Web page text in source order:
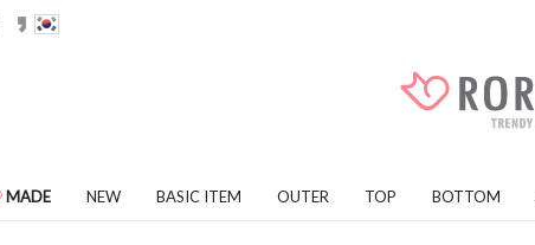
MADE NEW BASIC ITEM OUTER TOP BOTTOM